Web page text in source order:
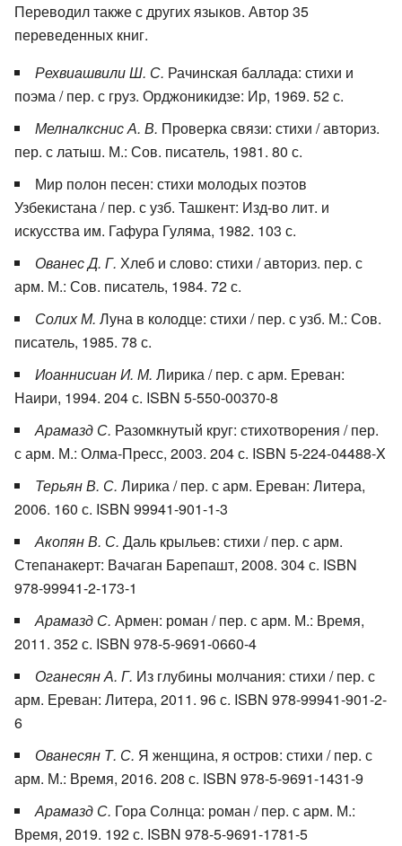
Переводил также с других языков. Автор 35
переведенных книг.
Рехвиашвили Ш. С. Рачинская баллада: стихи и
поэма / пер. с груз. Орджоникидзе: Ир, 1969. 52 с.
Мелналкснис А. В. Проверка связи: стихи / авториз.
пер. с латыш. М.: Сов. писатель, 1981. 80 с.
Мир полон песен: стихи молодых поэтов
Узбекистана / пер. с узб. Ташкент: Изд-во лит. и
искусства им. Гафура Гуляма, 1982. 103 с.
Ованес Д. Г. Хлеб и слово: стихи / авториз. пер. с
арм. М.: Сов. писатель, 1984. 72 с.
Солих М. Луна в колодце: стихи / пер. с узб. М.: Сов.
писатель, 1985. 78 с.
Иоаннисиан И. М. Лирика / пер. с арм. Ереван:
Наири, 1994. 204 с. ISBN 5-550-00370-8
Арамазд С. Разомкнутый круг: стихотворения / пер.
с арм. М.: Олма-Пресс, 2003. 204 с. ISBN 5-224-04488-X
Терьян В. С. Лирика / пер. с арм. Ереван: Литера,
2006. 160 с. ISBN 99941-901-1-3
Акопян В. С. Даль крыльев: стихи / пер. с арм.
Степанакерт: Вачаган Барепашт, 2008. 304 с. ISBN
978-99941-2-173-1
Арамазд С. Армен: роман / пер. с арм. М.: Время,
2011. 352 с. ISBN 978-5-9691-0660-4
Оганесян А. Г. Из глубины молчания: стихи / пер. с
арм. Ереван: Литера, 2011. 96 с. ISBN 978-99941-901-2-
6
Ованесян Т. С. Я женщина, я остров: стихи / пер. с
арм. М.: Время, 2016. 208 с. ISBN 978-5-9691-1431-9
Арамазд С. Гора Солнца: роман / пер. с арм. М.:
Время, 2019. 192 с. ISBN 978-5-9691-1781-5